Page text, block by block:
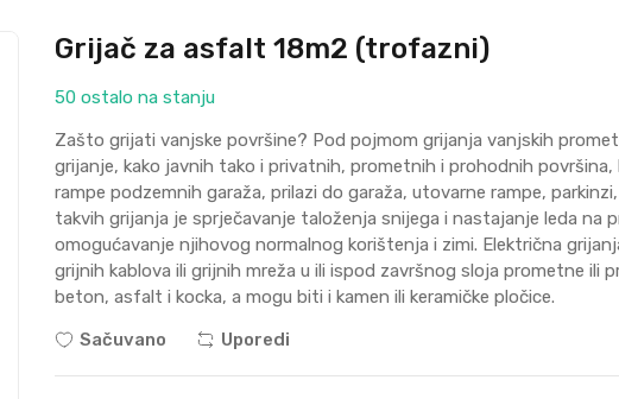
Grijač za asfalt 18m2 (trofazni)
50 ostalo na stanju
Zašto grijati vanjske površine? Pod pojmom grijanja vanjskih
grijanje, kako javnih tako i privatnih, prometnih i prohodnih
rampe podzemnih garaža, prilazi do garaža, utovarne rampe,
takvih grijanja je sprječavanje taloženja snijega i nastajanje leda na
omogućavanje njihovog normalnog korištenja i zimi. Električna
grijnih kablova ili grijnih mreža u ili ispod završnog sloja prometne ili
beton, asfalt i kocka, a mogu biti i kamen ili keramičke pločice.
Sačuvano
Uporedi